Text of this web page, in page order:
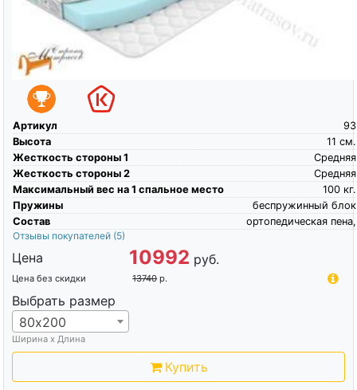
Артикул
93
Высота
см.
11
Жесткость стороны 1
Средняя
Жесткость стороны 2
Средняя
Максимальный вес на 1 спальное место
кг.
100
Пружины
беспружинный блок
Состав
ортопедическая пена,
Отзывы покупателей (5)
Цена 10992 руб.
Цена без скидки 13740 р.
Выбрать размер
80х200
Ширина х Длина
Купить